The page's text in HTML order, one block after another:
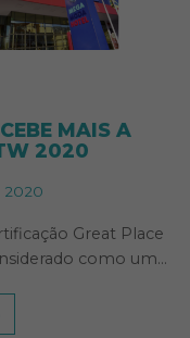
MAIS A
2020
2020
Great Place
como um…